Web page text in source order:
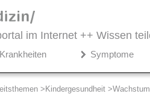
im Internet ++ Wissen
Krankheiten Symptome
Kindergesundheit Wachstum